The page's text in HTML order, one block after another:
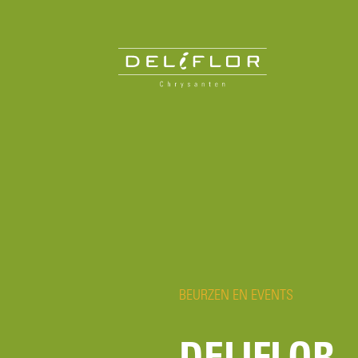
BEURZEN EN EVENTS